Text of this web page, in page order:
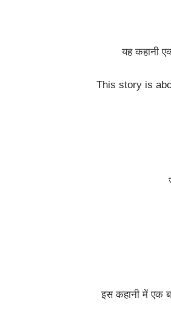
यह कहानी
This story is
इस कहानी में एक